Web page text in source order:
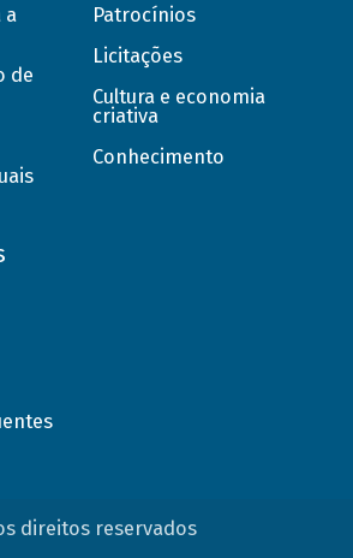
a
de
Patrocínios
Licitações
Cultura e economia
criativa
Conhecimento
direitos reservados